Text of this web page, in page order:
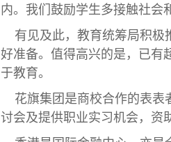
内。我们鼓励学生多接触社会
有见及此，教育统筹局积
好准备。值得高兴的是，已有
于教育。
花旗集团是商校合作的表
讨会及提供职业实习机会，资